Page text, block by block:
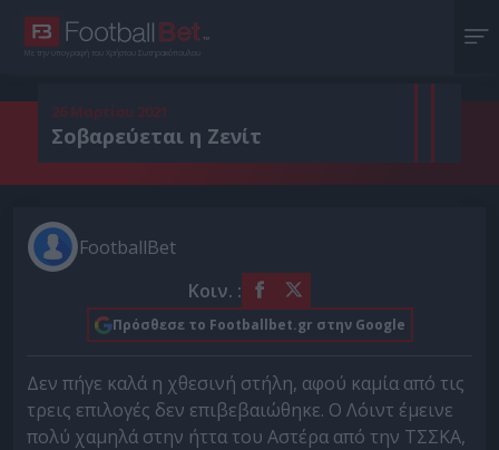
Με την υπογραφή του Χρήστου Σωτηρακόπουλου
26 Μαρτίου 2021
Σοβαρεύεται η Ζενίτ
FootballBet
Κοιν. :
Πρόσθεσε το Footballbet.gr στην Google
Δεν πήγε καλά η χθεσινή στήλη, αφού καμία από τις
τρεις επιλογές δεν επιβεβαιώθηκε. Ο Λόιντ έμεινε
πολύ χαμηλά στην ήττα του Αστέρα από την ΤΣΣΚΑ,